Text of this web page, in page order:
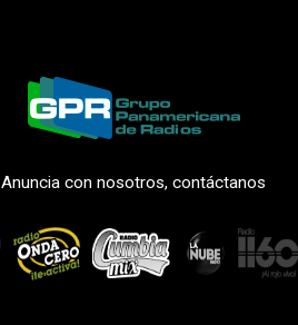
Anuncia con nosotros, contáctanos